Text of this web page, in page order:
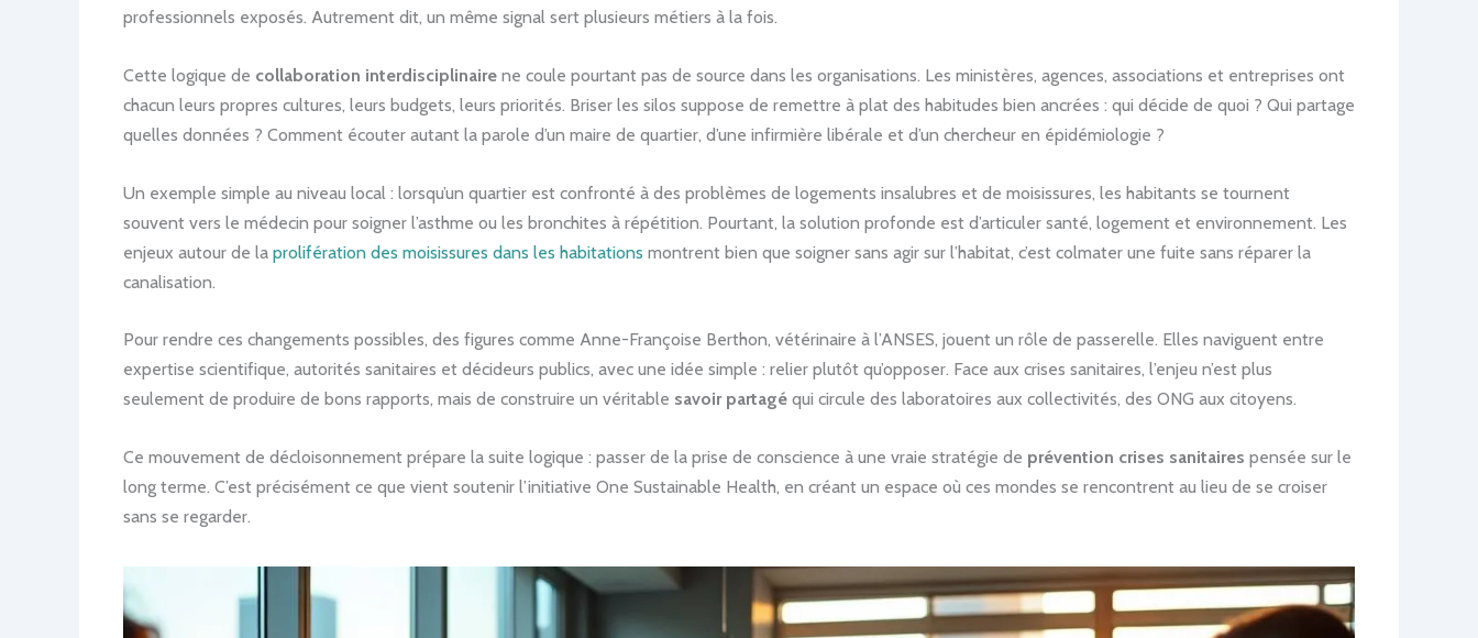
professionnels exposés. Autrement dit, un même signal sert plusieurs métiers à la fois.
Cette logique de collaboration interdisciplinaire ne coule pourtant pas de source dans les organisations. Les ministères, agences, associations et entreprises ont
chacun leurs propres cultures, leurs budgets, leurs priorités. Briser les silos suppose de remettre à plat des habitudes bien ancrées : qui décide de quoi ? Qui partage
quelles données ? Comment écouter autant la parole d’un maire de quartier, d’une infirmière libérale et d’un chercheur en épidémiologie ?
Un exemple simple au niveau local : lorsqu’un quartier est confronté à des problèmes de logements insalubres et de moisissures, les habitants se tournent
souvent vers le médecin pour soigner l’asthme ou les bronchites à répétition. Pourtant, la solution profonde est d’articuler santé, logement et environnement. Les
enjeux autour de la prolifération des moisissures dans les habitations montrent bien que soigner sans agir sur l’habitat, c’est colmater une fuite sans réparer la
canalisation.
Pour rendre ces changements possibles, des figures comme Anne-Françoise Berthon, vétérinaire à l’ANSES, jouent un rôle de passerelle. Elles naviguent entre
expertise scientifique, autorités sanitaires et décideurs publics, avec une idée simple : relier plutôt qu’opposer. Face aux crises sanitaires, l’enjeu n’est plus
seulement de produire de bons rapports, mais de construire un véritable savoir partagé qui circule des laboratoires aux collectivités, des ONG aux citoyens.
Ce mouvement de décloisonnement prépare la suite logique : passer de la prise de conscience à une vraie stratégie de prévention crises sanitaires pensée sur le
long terme. C’est précisément ce que vient soutenir l’initiative One Sustainable Health, en créant un espace où ces mondes se rencontrent au lieu de se croiser
sans se regarder.